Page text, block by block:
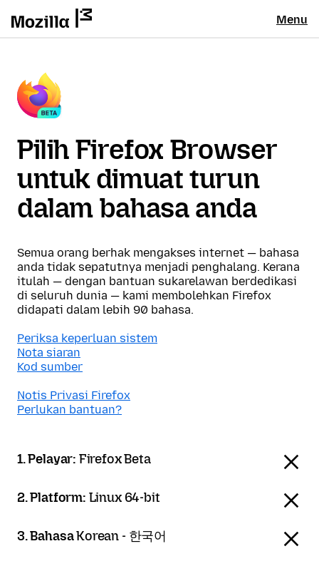
Menu
Pilih Firefox Browser
untuk dimuat turun
dalam bahasa anda
Semua orang berhak mengakses internet — bahasa
anda tidak sepatutnya menjadi penghalang. Kerana
itulah — dengan bantuan sukarelawan berdedikasi
di seluruh dunia — kami membolehkan Firefox
didapati dalam lebih 90 bahasa.
Periksa keperluan sistem
Nota siaran
Kod sumber
Notis Privasi Firefox
Perlukan bantuan?
1. Pelayar: Firefox Beta
2. Platform: Linux 64-bit
3. BahasaKorean - 한국어